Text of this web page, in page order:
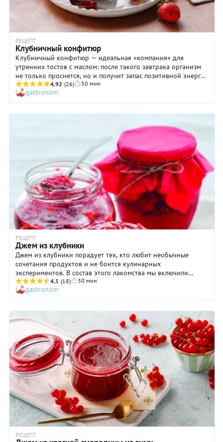
РЕЦЕПТ
Клубничный конфитюр
Клубничный конфитюр — идеальная «компания» для
утренних тостов с маслом: после такого завтрака организм
не только проснется, но и получит запас позитивной энергии
на весь день. По сути своей эта сладкая заготовка несильно
отличается от более привычного для нас джема, но все же
специалисты отмечают некоторые различия между ними. Во-
первых, консистенция сиропа конфитюра гуще. Во-вторых,
оставляя мелкие кусочки плодов. В-третьих, конфитюр
стараются варить из плодов с высоким содержанием пектина
(смородина, яблоки, абрикосы) или же добавляют
желирующие вещества, например, агар-агар. Последний,
кстати, способствует значительному сокращению срока
варки. Вот и мы решили предложить рецепт клубничного
конфитюра с агар-агаром, чтобы вы почувствовали разницу
и получили настоящее удовольствие.
4.92 (26) 50 мин
gastronom
РЕЦЕПТ
Джем из клубники
Джем из клубники порадует тех, кто любит необычные
сочетания продуктов и не боится кулинарных
экспериментов. В состав этого лакомства мы включили
зеленый базилик, который придает вкусу одновременно
пряные и свежие ноты. А еще такой джем из клубники
готовится очень быстро, благодаря специальной добавке —
желирующему сахару. Кстати, в его составе нет никакой
вредной «химии»: только натуральный пектин, лимонная
кислота и декстроза (моносахарид, аналог глюкозы). Время
варки джема с желирующим сахаром составляет около
десяти минут, поэтому в клубнике сохраняется больше
полезных веществ. Очевидный плюс, которым точно не стоит
пренебрегать!
4.5 (18) 30 мин
gastronom
РЕЦЕПТ